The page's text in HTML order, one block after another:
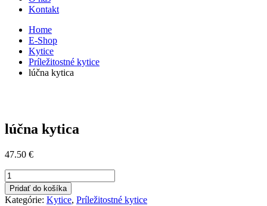
Kontakt
Home
E-Shop
Kytice
Príležitostné kytice
lúčna kytica
lúčna kytica
47.50 €
množstvo
lúčna
kytica
Pridať do košíka
Kategórie: Kytice, Príležitostné kytice